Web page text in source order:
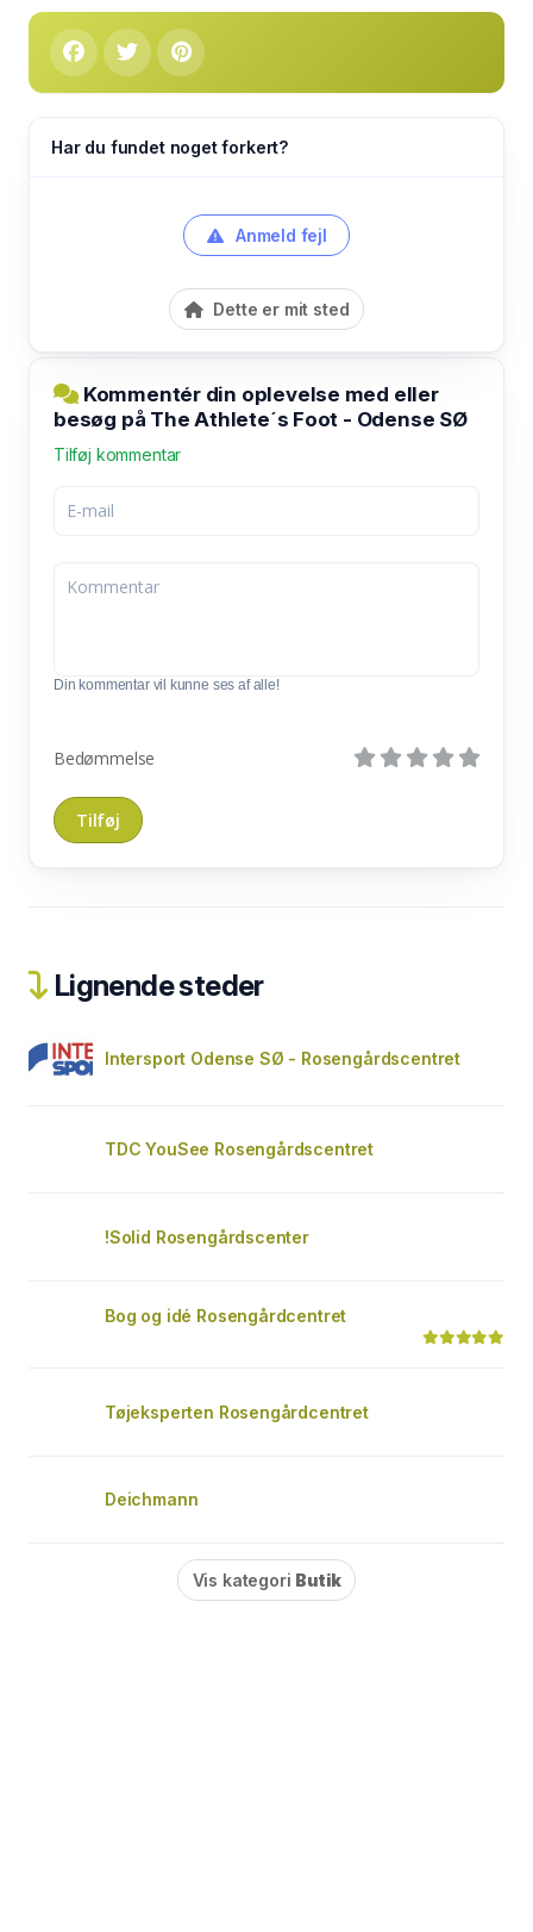
Har du fundet noget forkert?
Anmeld fejl
Dette er mit sted
Kommentér din oplevelse med eller
besøg på The Athlete´s Foot - Odense SØ
Tilføj kommentar
Din kommentar vil kunne ses af alle!
Bedømmelse
Lignende steder
Intersport Odense SØ - Rosengårdscentret
TDC YouSee Rosengårdscentret
!Solid Rosengårdscenter
Bog og idé Rosengårdcentret
Tøjeksperten Rosengårdcentret
Deichmann
Vis kategori Butik